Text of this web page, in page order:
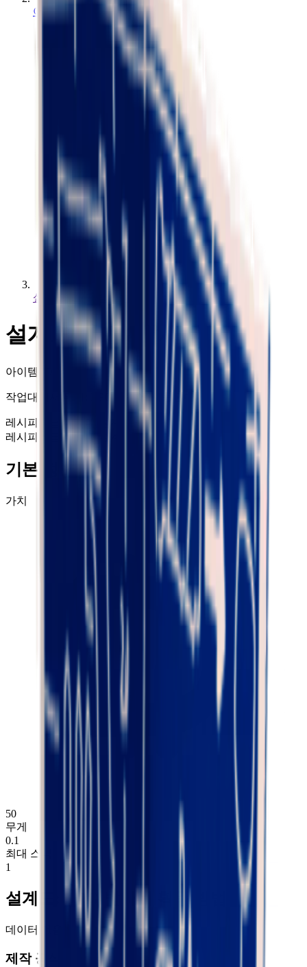
아이템
설계도: RPG 발사기
설계도: RPG 발사기
아이템 ID
작업대에서 무기: RPG 연구에 사용된다.
레시피
고급 작업대 설계도
레시피
고급 작업대 설계도
기본 정보
가치
50
무게
0.1
최대 스택
1
설계도: RPG 발사기 획득 방법
데이터 없음
제작 공식